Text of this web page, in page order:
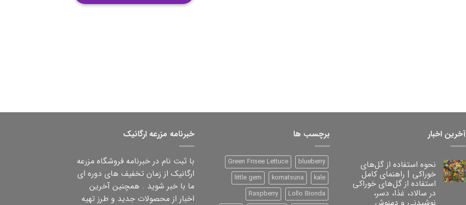
آخرین اخبار
نحوه استفاده از گل‌های
خوراکی | راهنمای کامل
استفاده از گل‌های خوراکی
در سالاد، غذا، دسر،
برچسب ها
blueberry
Green Frisee Lettuce
kale
komatsuna
little gem
Lollo Bionda
Raspberry
خبرنامه مزرعه ارگانیک
با ثبت نام در خبرنامه فروشگاه مزرعه
ارگانیک از زمان تخفیف های دوره ای
ما با خبر شوید . همچنین آخرین
اخبار از محصولات جدید و طرز تهیه